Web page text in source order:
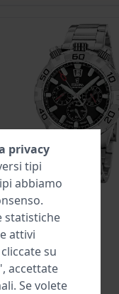
privacy
tipi
abbiamo
statistiche
attivi
su
accettate
Se volete